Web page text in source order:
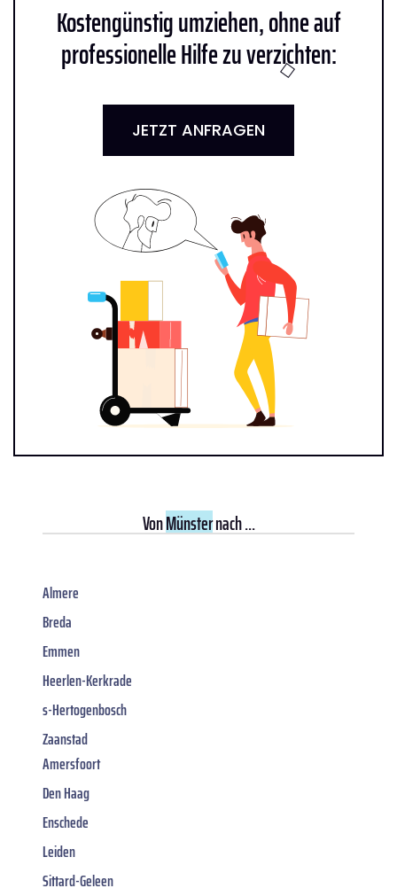
Kostengünstig umziehen, ohne auf
professionelle Hilfe zu verzichten:
JETZT ANFRAGEN
VonMünsternach ...
Almere
Breda
Emmen
Heerlen-Kerkrade
s-Hertogenbosch
Zaanstad
Amersfoort
Den Haag
Enschede
Leiden
Sittard-Geleen